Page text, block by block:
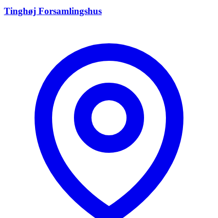
Tinghøj Forsamlingshus